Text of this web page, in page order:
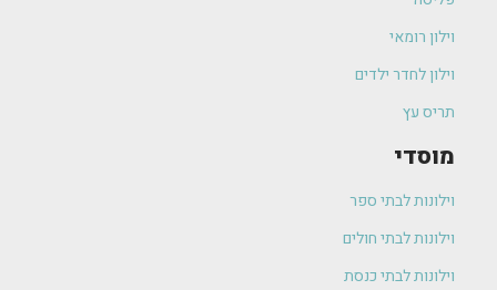
וילון רומאי
וילון לחדר ילדים
תריס עץ
מוסדי
וילונות לבתי ספר
וילונות לבתי חולים
וילונות לבתי כנסת